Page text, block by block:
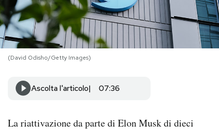
NEWSLETTER
I MIEI PREFERITI
SHOP
(David Odisho/Getty Images)
Ascolta l'articolo 07:36
La riattivazione da parte di Elon Musk di dieci